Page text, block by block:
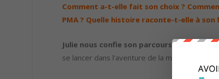
Comment a-t-elle fait son choix ?
PMA ? Quelle histoire raconte-t-elle à
Julie nous confie son parcours avec
se lancer dans l’aventure de la maternité solo :